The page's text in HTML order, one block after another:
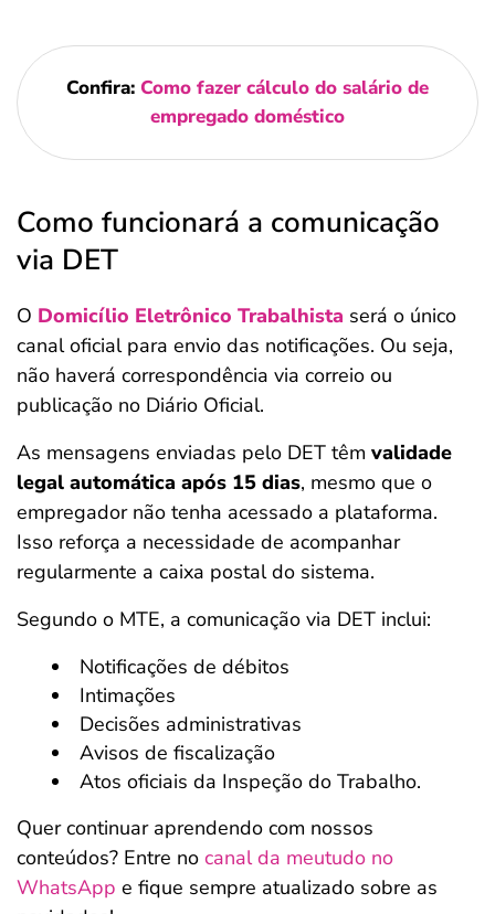
Confira: Como fazer cálculo do salário de
empregado doméstico
Como funcionará a comunicação
via DET
O Domicílio Eletrônico Trabalhista será o único
canal oficial para envio das notificações. Ou seja,
não haverá correspondência via correio ou
publicação no Diário Oficial.
As mensagens enviadas pelo DET têm validade
legal automática após 15 dias, mesmo que o
empregador não tenha acessado a plataforma.
Isso reforça a necessidade de acompanhar
regularmente a caixa postal do sistema.
Segundo o MTE, a comunicação via DET inclui:
Notificações de débitos
Intimações
Decisões administrativas
Avisos de fiscalização
Atos oficiais da Inspeção do Trabalho.
Quer continuar aprendendo com nossos
conteúdos? Entre no canal da meutudo no
WhatsApp e fique sempre atualizado sobre as